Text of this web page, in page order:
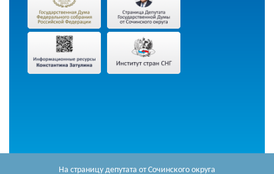
На страницу депутата от Сочинского округа